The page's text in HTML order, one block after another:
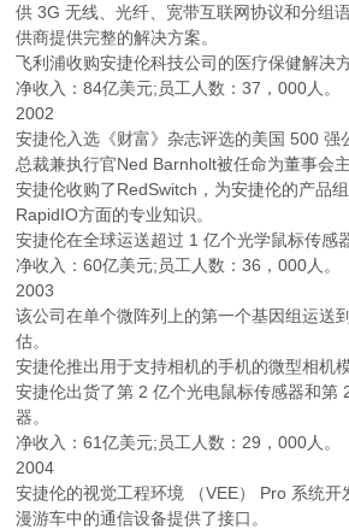
供 3G 无线、光纤、宽带互联网协议和分组
供商提供完整的解决方案。
飞利浦收购安捷伦科技公司的医疗保健解决
净收入：84亿美元;员工人数：37，000人。
2002
安捷伦入选《财富》杂志评选的美国 500 强
总裁兼执行官Ned Barnholt被任命为董事会主
安捷伦收购了RedSwitch，为安捷伦的产品
RapidIO方面的专业知识。
安捷伦在全球运送超过 1 亿个光学鼠标传感
净收入：60亿美元;员工人数：36，000人。
2003
该公司在单个微阵列上的第一个基因组运送
估。
安捷伦推出用于支持相机的手机的微型相机模
安捷伦出货了第 2 亿个光电鼠标传感器和第
器。
净收入：61亿美元;员工人数：29，000人。
2004
安捷伦的视觉工程环境 （VEE） Pro 系统开
漫游车中的通信设备提供了接口。